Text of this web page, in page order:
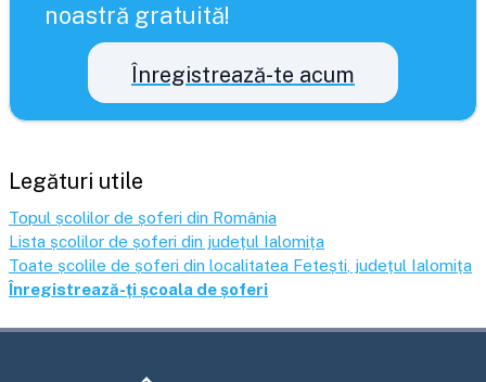
noastră gratuită!
Înregistrează-te acum
Legături utile
Topul școlilor de șoferi din România
Lista școlilor de șoferi din județul Ialomița
Toate școlile de șoferi din localitatea Fetești , județul Ialomița
Înregistrează-ți școala de șoferi